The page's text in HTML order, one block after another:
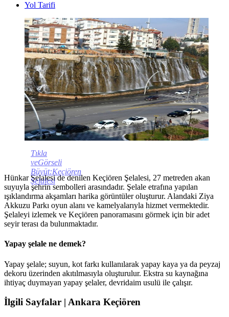
Yol Tarifi
Tıkla
veGörseli
Büyüt:Keçiören
Şelalesi
Hünkar Şelalesi de denilen Keçiören Şelalesi, 27 metreden akan
suyuyla şehrin sembolleri arasındadır. Şelale etrafına yapılan
ışıklandırma akşamları harika görüntüler oluşturur. Alandaki Ziya
Akkuzu Parkı oyun alanı ve kamelyalarıyla hizmet vermektedir.
Şelaleyi izlemek ve Keçiören panoramasını görmek için bir adet
seyir terası da bulunmaktadır.
Yapay şelale ne demek?
Yapay şelale; suyun, kot farkı kullanılarak yapay kaya ya da peyzaj
dekoru üzerinden akıtılmasıyla oluşturulur. Ekstra su kaynağına
ihtiyaç duymayan yapay şelaler, devridaim usulü ile çalışır.
İlgili Sayfalar | Ankara Keçiören